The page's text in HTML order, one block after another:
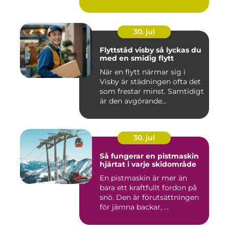
30. jul
Flyttstäd visby så lyckas du
med en smidig flytt
När en flytt närmar sig i
Visby är städningen ofta det
som frestar minst. Samtidigt
är den avgörande...
30. jul
Så fungerar en pistmaskin
hjärtat i varje skidområde
En pistmaskin är mer än
bara ett kraftfullt fordon på
snö. Den är förutsättningen
för jämna backar, ...